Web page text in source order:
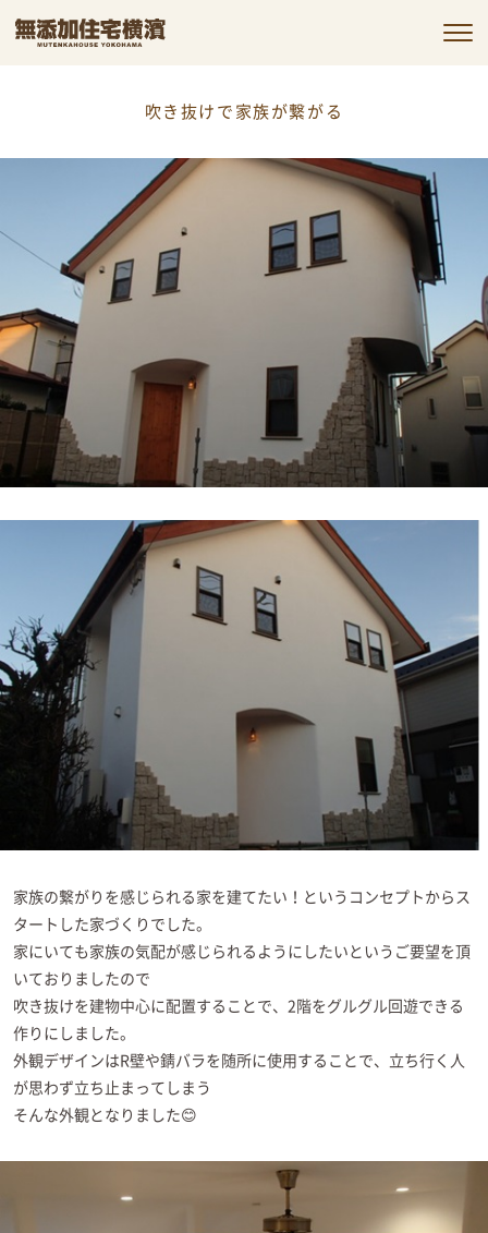
お客様の声
会社情報
コラム
お知らせ
資料請求・お問い合わせ
吹き抜けで家族が繋がる
家族の繋がりを感じられる家を建てたい！というコンセプトからス
タートした家づくりでした。
家にいても家族の気配が感じられるようにしたいというご要望を頂
いておりましたので
吹き抜けを建物中心に配置することで、2階をグルグル回遊できる
作りにしました。
外観デザインはR壁や錆バラを随所に使用することで、立ち行く人
が思わず立ち止まってしまう
そんな外観となりました😊